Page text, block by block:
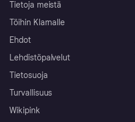
Tietoja meistä
Töihin Klarnalle
Ehdot
Lehdistöpalvelut
Tietosuoja
Turvallisuus
Wikipink